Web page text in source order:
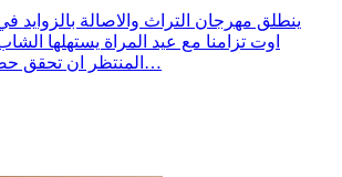
اوت تزامنا مع عيد المراة يستهلها
المنتظر ان تحقق حضورا متميزا ويتواصل…